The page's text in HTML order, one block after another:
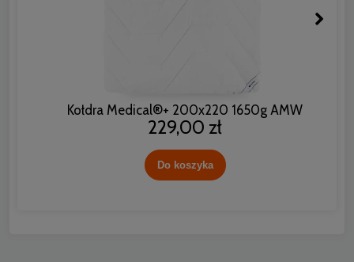
Kołdra Medical®+ 200x220 1650g AMW
229,00 zł
Do koszyka